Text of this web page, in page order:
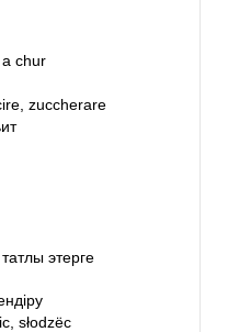
chur
zuccherare
этер­ге
słodzëc